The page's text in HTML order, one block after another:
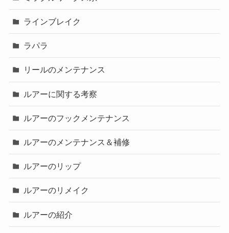
ラインブレイク
ラパラ
リールのメンテナンス
ルアーに関する考察
ルアーのフックメンテナンス
ルアーのメンテナンス＆補修
ルアーのリップ
ルアーのリメイク
ルアーの紹介